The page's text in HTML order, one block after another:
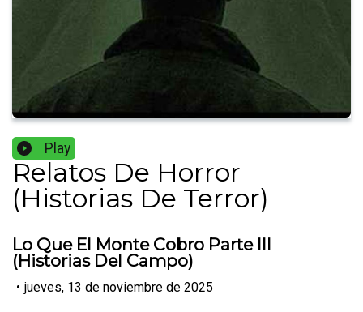
Play
Relatos De Horror
(Historias De Terror)
Lo Que El Monte Cobro Parte III
(Historias Del Campo)
• jueves, 13 de noviembre de 2025